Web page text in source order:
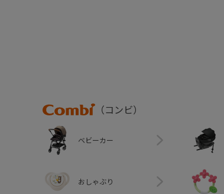
Combi
（コンビ）
ベビーカー
おしゃぶり